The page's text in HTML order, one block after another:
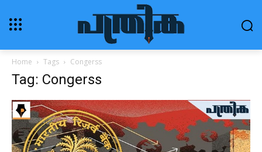
Home Tags Congerss
Tag: Congerss